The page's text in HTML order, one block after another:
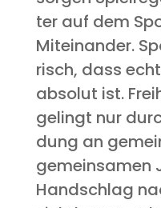
ter auf dem
Mit­ein­an­der.
risch, dass
abso­lut ist.
gelingt nur
dung an
gemein­sa­men
Hand­schlag